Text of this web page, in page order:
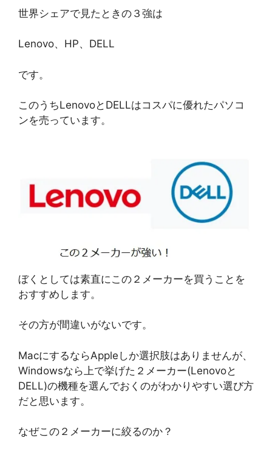
世界シェアで見たときの３強は
Lenovo、HP、DELL
です。
このうちLenovoとDELLはコスパに優れたパソコ
ンを売っています。
ぼくとしては素直にこの２メーカーを買うことを
おすすめします。
その方が間違いがないです。
MacにするならAppleしか選択肢はありませんが、
Windowsなら上で挙げた２メーカー(Lenovoと
DELL)の機種を選んでおくのがわかりやすい選び方
だと思います。
なぜこの２メーカーに絞るのか？